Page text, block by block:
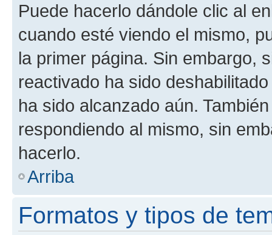
Puede hacerlo dándole clic al
cuando esté viendo el mismo,
la primer página. Sin embargo,
reactivado ha sido
ha sido alcanzado aún.
respondiendo al mismo, sin
hacerlo.
Arriba
Formatos y tipos de